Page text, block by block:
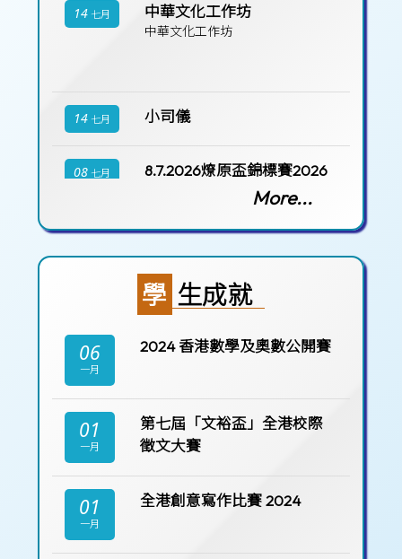
14 七月 中華文化工作坊
中華文化工作坊
14 七月 小司儀
08 七月 8.7.2026燎原盃錦標賽2026
More...
學生成就
06
一月
2024 香港數學及奧數公開賽
01
一月
第七屆「文裕盃」全港校際
徵文大賽
01
一月
全港創意寫作比賽 2024